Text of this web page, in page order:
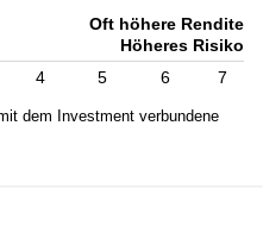
Oft höhere Rendite
Höheres Risiko
4 5 6 7
dem Investment verbundene